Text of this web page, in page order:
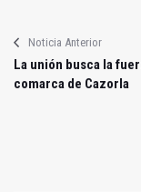
Noticia Anterior
La unión busca la
comarca de Cazorla